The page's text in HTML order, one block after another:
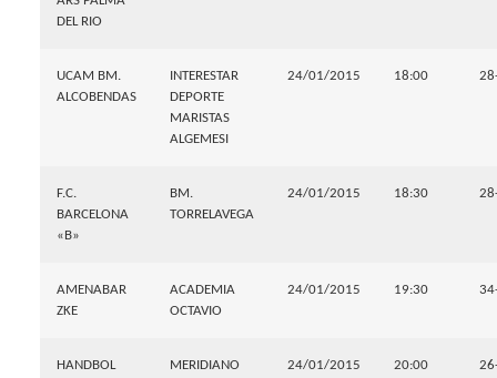
DEL RIO
UCAM BM.
ALCOBENDAS
INTERESTAR
DEPORTE
MARISTAS
ALGEMESI
24/01/2015 18:00
F.C.
BARCELONA
«B»
BM.
TORRELAVEGA
24/01/2015 18:30
AMENABAR
ZKE
ACADEMIA
OCTAVIO
24/01/2015 19:30
HANDBOL
MERIDIANO
24/01/2015 20:00